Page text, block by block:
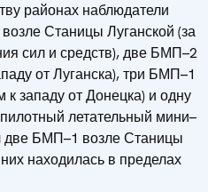
районах наблюдатели
Станицы Луганской (за
сил и средств), две БМП–2
от Луганска), три БМП–1
к западу от Донецка) и одну
летательный мини–
БМП–1 возле Станицы
находилась в пределах